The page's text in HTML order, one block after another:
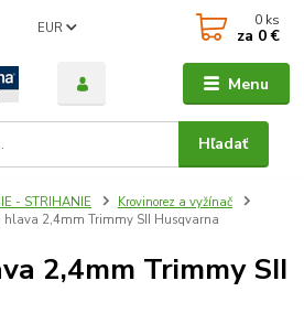
Menu
EUR
Hľadať
0 ks
za 0 €
- STRIHANIE
Krovinorez a vyžínač
hlava 2,4mm Trimmy SII Husqvarna
2,4mm Trimmy SII